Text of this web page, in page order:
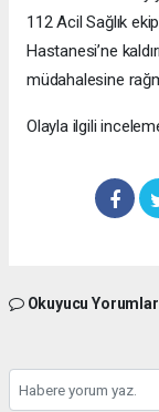
112 Acil Sağlık
Hastanesi’ne
müdahalesine
Olayla ilgili
Okuyucu